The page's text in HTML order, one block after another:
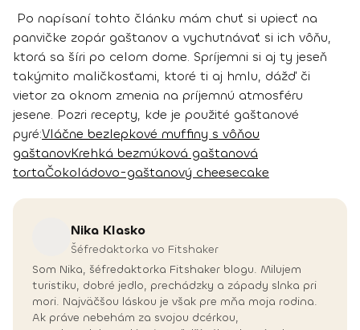
Po napísaní tohto článku mám chuť si upiecť na
panvičke zopár gaštanov a vychutnávať si ich vôňu,
ktorá sa šíri po celom dome. Spríjemni si aj ty jeseň
takýmito maličkosťami, ktoré ti aj hmlu, dážď či
vietor za oknom zmenia na príjemnú atmosféru
jesene. Pozri recepty, kde je použité gaštanové
pyré:Vláčne bezlepkové muffiny s vôňou
gaštanovKrehká bezmúková gaštanová
tortaČokoládovo-gaštanový cheesecake
Nika Klasko
Šéfredaktorka vo Fitshaker
Som Nika, šéfredaktorka Fitshaker blogu. Milujem
turistiku, dobré jedlo, prechádzky a západy slnka pri
mori. Najväčšou láskou je však pre mňa moja rodina.
Ak práve nebehám za svojou dcérkou,